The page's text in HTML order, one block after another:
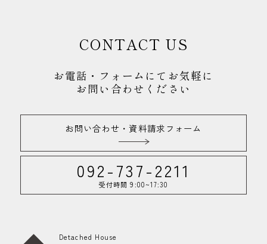
CONTACT US
お電話・フォームにてお気軽に
お問い合わせください
お問い合わせ・資料請求フォーム
092-737-2211
受付時間 9:00~17:30
Detached House